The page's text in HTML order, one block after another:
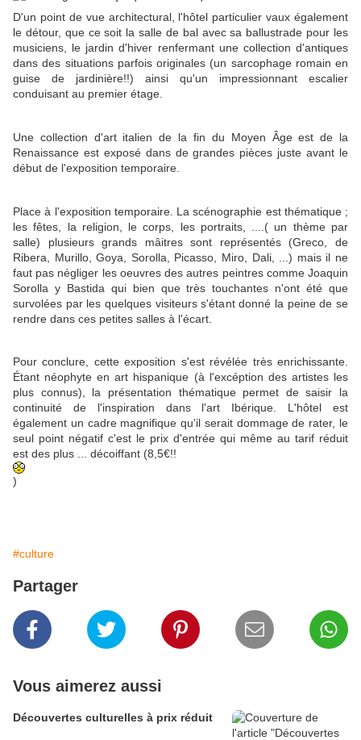
D'un point de vue architectural, l'hôtel particulier vaux également
le détour, que ce soit la salle de bal avec sa ballustrade pour les
musiciens, le jardin d'hiver renfermant une collection d'antiques
dans des situations parfois originales (un sarcophage romain en
guise de jardinière!!) ainsi qu'un impressionnant escalier
conduisant au premier étage.
Une collection d'art italien de la fin du Moyen Âge est de la
Renaissance est exposé dans de grandes pièces juste avant le
début de l'exposition temporaire.
Place à l'exposition temporaire. La scénographie est thématique ;
les fêtes, la religion, le corps, les portraits, ....( un thème par
salle) plusieurs grands mâitres sont représentés (Greco, de
Ribera, Murillo, Goya, Sorolla, Picasso, Miro, Dali, ...) mais il ne
faut pas négliger les oeuvres des autres peintres comme Joaquin
Sorolla y Bastida qui bien que très touchantes n'ont été que
survolées par les quelques visiteurs s'étant donné la peine de se
rendre dans ces petites salles à l'écart.
Pour conclure, cette exposition s'est révélée très enrichissante.
Étant néophyte en art hispanique (à l'excéption des artistes les
plus connus), la présentation thématique permet de saisir la
continuité de l'inspiration dans l'art Ibérique. L'hôtel est
également un cadre magnifique qu'il serait dommage de rater, le
seul point négatif c'est le prix d'entrée qui même au tarif réduit
est des plus ... décoiffant (8,5€!!
)
#culture
Partager
Vous aimerez aussi
Découvertes culturelles à prix réduit